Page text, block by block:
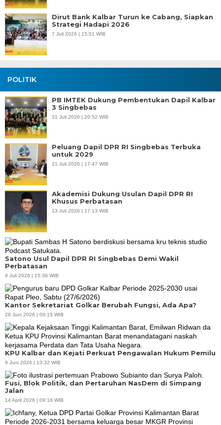
Dirut Bank Kalbar Turun ke Cabang, Siapkan
Strategi Hadapi 2026
7 Juli 2026 | 15:51 WIB
POLITIK
PB IMTEK Dukung Pembentukan Dapil Kalbar
3 Singbebas
31 Juli 2026 | 20:52 WIB
Peluang Dapil DPR RI Singbebas Terbuka
untuk 2029
21 Juli 2026 | 17:47 WIB
Akademisi Dukung Usulan Dapil DPR RI
Khusus Perbatasan
13 Juli 2026 | 17:13 WIB
Satono Usul Dapil DPR RI Singbebas Demi Wakil
Perbatasan
9 Juli 2026 | 15:36 WIB
Kantor Sekretariat Golkar Berubah Fungsi, Ada Apa?
28 Juni 2026 | 09:15 WIB
KPU Kalbar dan Kejati Perkuat Pengawalan Hukum Pemilu
9 Juni 2026 | 13:32 WIB
Fusi, Blok Politik, dan Pertaruhan NasDem di Simpang
Jalan
14 April 2026 | 09:18 WIB